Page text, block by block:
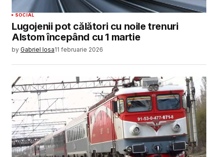
SOCIAL
Lugojenii pot călători cu noile trenuri
Alstom începând cu 1 martie
by Gabriel Iosa11 februarie 2026